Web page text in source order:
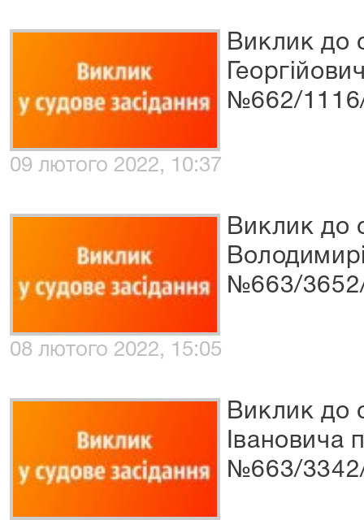
Виклик до
№662/
09 лютого 2022, 10:37
Виклик до
№663/
08 лютого 2022, 15:05
Виклик до
Івановича
№663/